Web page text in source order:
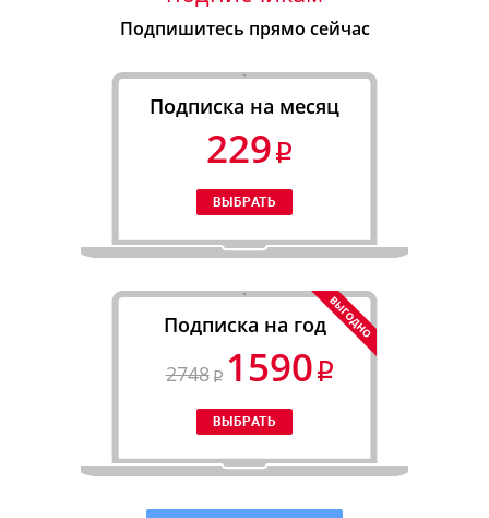
Подпишитесь прямо сейчас
Подписка на месяц
229
Подписка на год
2748
1590